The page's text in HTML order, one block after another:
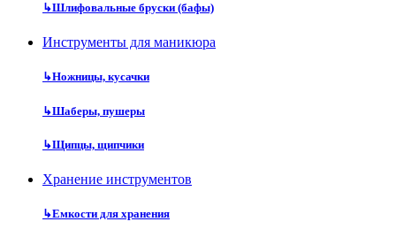
↳Шлифовальные бруски (бафы)
Инструменты для маникюра
↳Ножницы, кусачки
↳Шаберы, пушеры
↳Щипцы, щипчики
Хранение инструментов
↳Емкости для хранения